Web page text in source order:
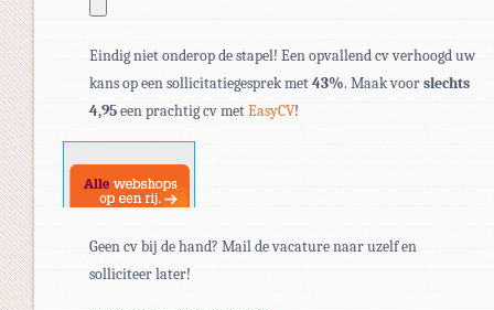
bestandstypen:
pdf,
doc,
docx.
Eindig niet onderop de stapel! Een opvallend cv verhoogd uw
kans op een sollicitatiegesprek met43%. Maak voorslechts
4,95een prachtig cv metEasyCV!
Geen cv bij de hand? Mail de vacature naar uzelf en
solliciteer later!